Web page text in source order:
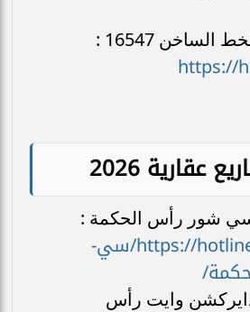
16547 :
https://
شور رأس الحكمة :
https://hotline.16547.net/سي-
وايت رأس